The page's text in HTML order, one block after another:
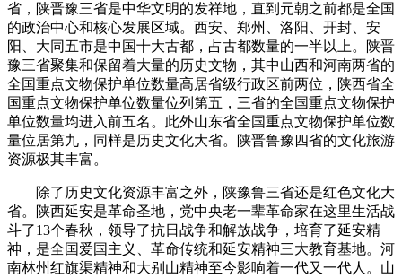
省，陕晋豫三省是中华文明的发祥地，直到元朝之前都是全国
的政治中心和核心发展区域。西安、郑州、洛阳、开封、安
阳、大同五市是中国十大古都，占古都数量的一半以上。陕晋
豫三省聚集和保留着大量的历史文物，其中山西和河南两省的
全国重点文物保护单位数量高居省级行政区前两位，陕西省全
国重点文物保护单位数量位列第五，三省的全国重点文物保护
单位数量均进入前五名。此外山东省全国重点文物保护单位数
量位居第九，同样是历史文化大省。陕晋鲁豫四省的文化旅游
资源极其丰富。
除了历史文化资源丰富之外，陕豫鲁三省还是红色文化大
省。陕西延安是革命圣地，党中央老一辈革命家在这里生活战
斗了13个春秋，领导了抗日战争和解放战争，培育了延安精
神，是全国爱国主义、革命传统和延安精神三大教育基地。河
南林州红旗渠精神和大别山精神至今影响着一代又一代人。山